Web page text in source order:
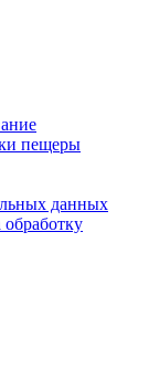
пещеры
данных
обработку